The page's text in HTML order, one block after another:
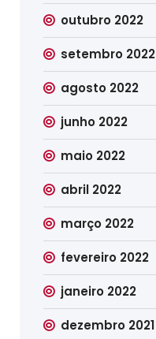
outubro 2022
setembro 2022
agosto 2022
junho 2022
maio 2022
abril 2022
março 2022
fevereiro 2022
janeiro 2022
dezembro 2021